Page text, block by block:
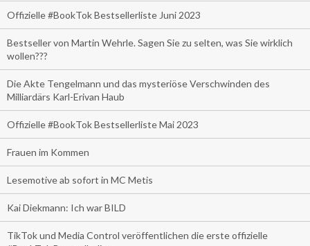
Offizielle #BookTok Bestsellerliste Juni 2023
Bestseller von Martin Wehrle. Sagen Sie zu selten, was Sie wirklich
wollen???
Die Akte Tengelmann und das mysteriöse Verschwinden des
Milliardärs Karl-Erivan Haub
Offizielle #BookTok Bestsellerliste Mai 2023
Frauen im Kommen
Lesemotive ab sofort in MC Metis
Kai Diekmann: Ich war BILD
TikTok und Media Control veröffentlichen die erste offizielle